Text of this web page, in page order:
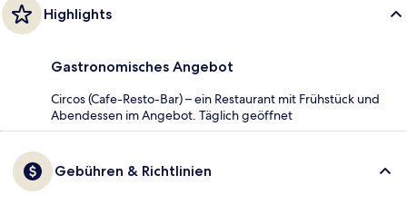
Highlights
Gastronomisches Angebot
Circos (Cafe-Resto-Bar) – ein Restaurant mit Frühstück und
Abendessen im Angebot. Täglich geöffnet
Gebühren & Richtlinien